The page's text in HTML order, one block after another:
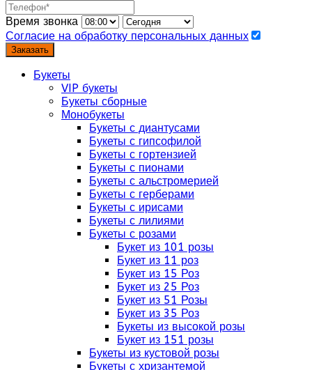
Время звонка
Согласие на обработку персональных данных
Заказать
Букеты
VIP букеты
Букеты сборные
Монобукеты
Букеты с диантусами
Букеты с гипсофилой
Букеты с гортензией
Букеты с пионами
Букеты с альстромерией
Букеты с герберами
Букеты с ирисами
Букеты с лилиями
Букеты с розами
Букет из 101 розы
Букет из 11 роз
Букет из 15 Роз
Букет из 25 Роз
Букет из 51 Розы
Букет из 35 Роз
Букеты из высокой розы
Букет из 151 розы
Букеты из кустовой розы
Букеты с хризантемой